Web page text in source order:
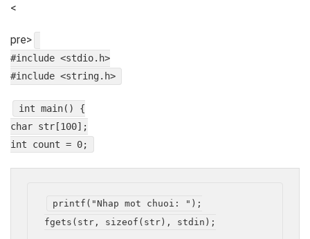
<
pre>
#include <stdio.h>
#include <string.h>
int main() {
char str[100];
int count = 0;
printf("Nhap mot chuoi: ");
fgets(str, sizeof(str), stdin);